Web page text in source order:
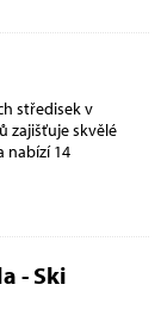
středisek v
zajišťuje skvělé
nabízí 14
- Ski